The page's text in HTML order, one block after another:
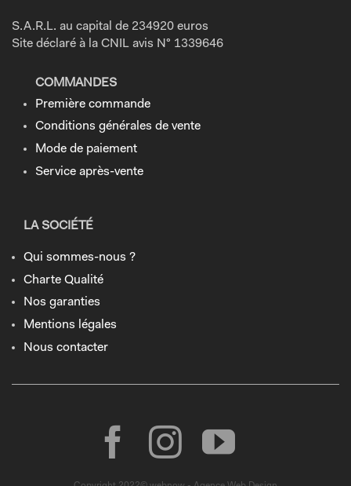
S.A.R.L. au capital de 234920 euros
Site déclaré à la CNIL avis N° 1339646
COMMANDES
Première commande
Conditions générales de vente
Mode de paiement
Service après-vente
LA SOCIÉTÉ
Qui sommes-nous ?
Charte Qualité
Nos garanties
Mentions légales
Nous contacter